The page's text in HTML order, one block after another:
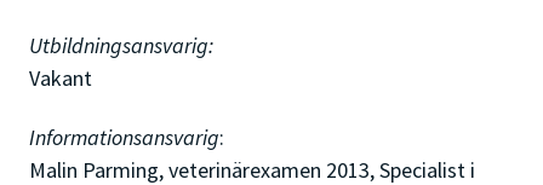
Utbildningsansvarig:
Vakant
Informationsansvarig:
Malin Parming, veterinärexamen 2013, Specialist i